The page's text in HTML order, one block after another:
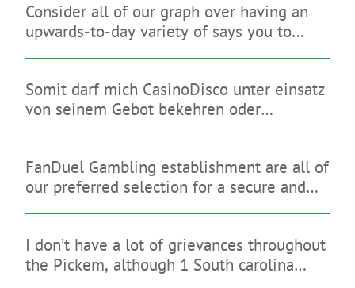
Consider all of our graph over having an
upwards-to-day variety of says you to
Somit darf mich CasinoDisco unter einsatz
von seinem Gebot bekehren oder
FanDuel Gambling establishment are all of
our preferred selection for a secure and
I don’t have a lot of grievances throughout
the Pickem, although 1 South carolina